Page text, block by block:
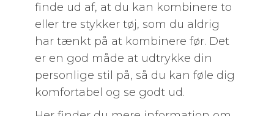
finde ud af, at du kan kombinere to
eller tre stykker tøj, som du aldrig
har tænkt på at kombinere før. Det
er en god måde at udtrykke din
personlige stil på, så du kan føle dig
komfortabel og se godt ud.